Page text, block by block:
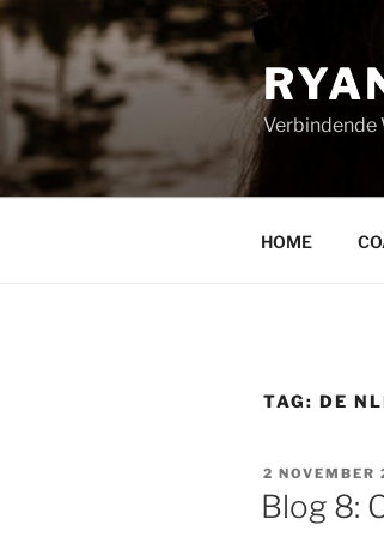
Naar
de
springen
Verbindende
HOME
TAG: DE
GEPLAATST
OP
2 NOVEMBER
Blog 8: